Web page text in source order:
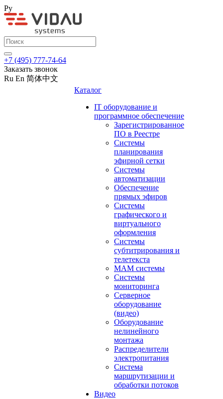
Ру
+7 (495) 777-74-64
Заказать звонок
Ru En 简体中文
Каталог
IT оборудование и
программное обеспечение
Зарегистрированное
ПО в Реестре
Системы
планирования
эфирной сетки
Системы
автоматизации
Обеспечение
прямых эфиров
Системы
графического и
виртуального
оформления
Системы
субтитрирования и
телетекста
MAM системы
Системы
мониторинга
Серверное
оборудование
(видео)
Оборудование
нелинейного
монтажа
Распределители
электропитания
Система
маршрутизации и
обработки потоков
Видео